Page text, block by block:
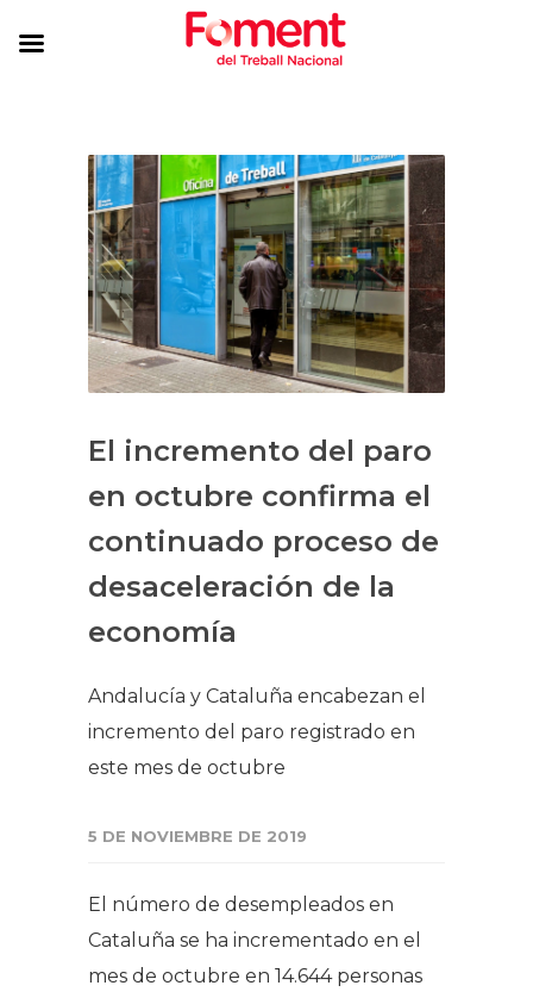
El incremento del paro
en octubre confirma el
continuado proceso de
desaceleración de la
economía
Andalucía y Cataluña encabezan el
incremento del paro registrado en
este mes de octubre
5 DE NOVIEMBRE DE 2019
El número de desempleados en
Cataluña se ha incrementado en el
mes de octubre en 14.644 personas